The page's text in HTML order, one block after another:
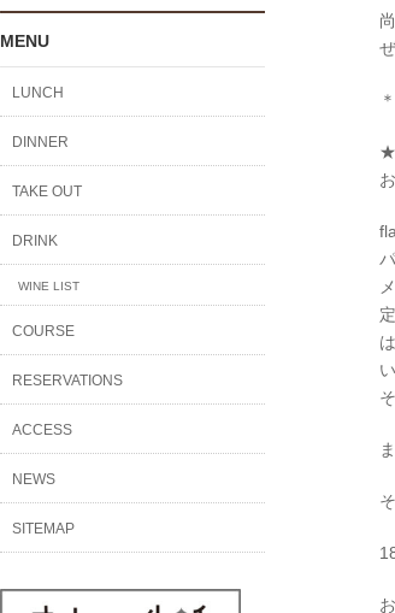
★
MENU
LUNCH
DINNER
TAKE OUT
DRINK
WINE LIST
COURSE
RESERVATIONS
ACCESS
NEWS
SITEMAP